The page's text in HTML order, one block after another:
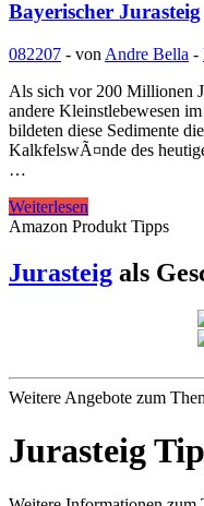
Bayerischer Jurasteig
082207 - von Andre Bella -
Als sich vor 200 Millionen
andere Kleinstlebewesen
bildeten diese Sedimente
KalkfelswÃ¤nde des
…
Bayerischer
Jurasteig
Weiterlesen
Amazon Produkt Tipps
Jurasteig als
Weitere Angebote zum
Jurasteig